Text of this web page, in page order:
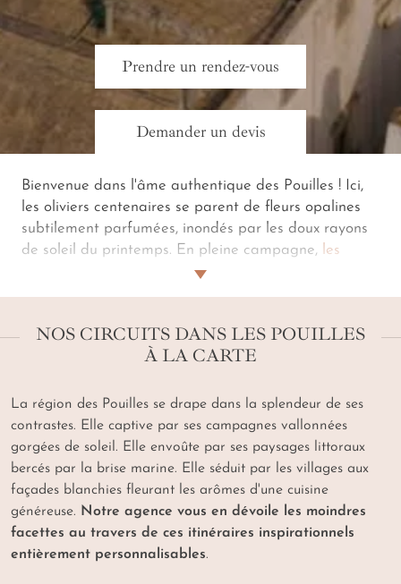
Prendre un rendez-vous
Demander un devis
Bienvenue dans l'âme authentique des Pouilles ! Ici,
les oliviers centenaires se parent de fleurs opalines
subtilement parfumées, inondés par les doux rayons
de soleil du printemps. En pleine campagne,
les
paysages confidentiels de la botte italienne
historique deBarivers lestrulli du quartier d'Aia
Alberobello, de laPiazza Sant'Oronzo
trip se poursuit vers des beautés plus secrètes. Juché
à flanc de falaise, le village dePolignano a Mare
suspendu entre ciel et mer, se reflète dans l'éclat
bleuté de l' Adriatique. Non loin, un écrin délicat,
sentinelle de vos nuits, vous invite à rêver des
merveilles du lendemain… Votrevoyage dans les
Pouilles sur mesuretracé par nos artisans et
concierges s'égraine alors tout en volupté.
NOS CIRCUITS DANS LES POUILLES
À LA CARTE
La région des Pouilles se drape dans la splendeur de ses
contrastes. Elle captive par ses campagnes vallonnées
gorgées de soleil. Elle envoûte par ses paysages littoraux
bercés par la brise marine. Elle séduit par les villages aux
façades blanchies fleurant les arômes d'une cuisine
généreuse. Notre agence vous en dévoile les moindres
facettes au travers de ces itinéraires inspirationnels
entièrement personnalisables.